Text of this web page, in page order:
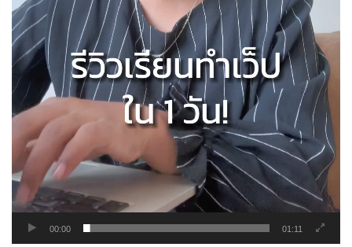
00:00 01:11